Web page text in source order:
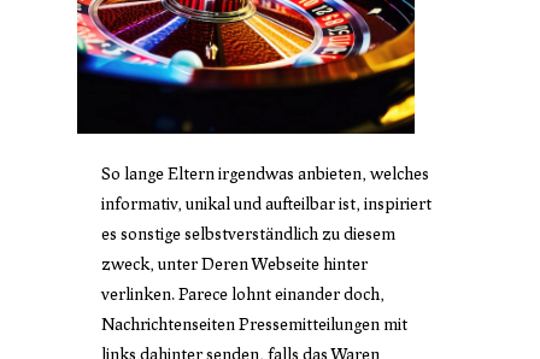
So lange Eltern irgendwas anbieten, welches
informativ, unikal und aufteilbar ist, inspiriert
es sonstige selbstverständlich zu diesem
zweck, unter Deren Webseite hinter
verlinken. Parece lohnt einander doch,
Nachrichtenseiten Pressemitteilungen mit
links dahinter senden, falls das Waren